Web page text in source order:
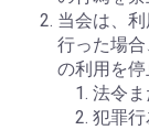
当会は、
行った場
の利用を停
法令
犯罪